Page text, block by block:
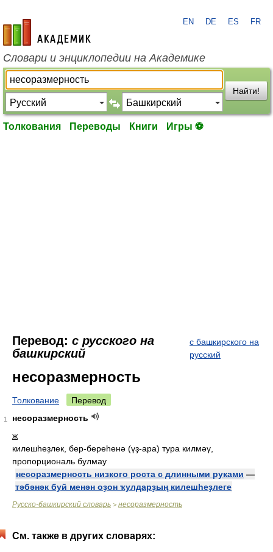
academic.ru
EN DE ES FR
Словари и энциклопедии на Академике
Найти!
Толкования Переводы Книги Игры ⚽
Перевод: с русского на
башкирский
с башкирского на
русский
несоразмерность
Толкование Перевод
1
несоразмерность
ж
килешһеҙлек, бер-береһенә (үҙ-ара) тура килмәү,
пропорциональ булмау
несоразмерность низкого роста с длинными руками —
тәбәнәк буй менән оҙон ҡулдарҙың килешһеҙлеге
Русско-башкирский словарь > несоразмерность
См. также в других словарях: